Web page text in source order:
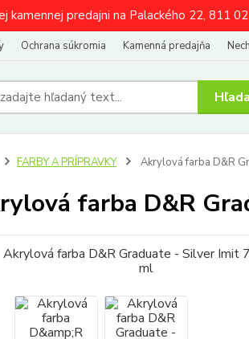
kamennej predajni na Palackého 22, 811
Ochrana súkromia Kamenná predajňa
FARBY A PRÍPRAVKY Akrylová farba D&R
farba D&R